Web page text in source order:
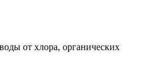
от хлора, органических